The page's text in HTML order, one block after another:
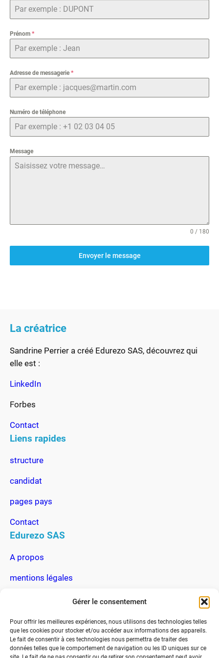
Gérer le consentement
Pour offrir les meilleures expériences, nous utilisons des technologies telles
que les cookies pour stocker et/ou accéder aux informations des appareils.
Le fait de consentir à ces technologies nous permettra de traiter des
données telles que le comportement de navigation ou les ID uniques sur ce
Prénom *
Adresse de messagerie *
Numéro de téléphone
Message
0 / 180
Envoyer le message
La créatrice
Sandrine Perrier a créé Edurezo SAS, découvrez qui
elle est :
LinkedIn
Forbes
Contact
Liens rapides
structure
candidat
pages pays
Contact
Edurezo SAS
A propos
mentions légales
FAQ
Communication
101 rue du champ de foire Meximieux FRANCE